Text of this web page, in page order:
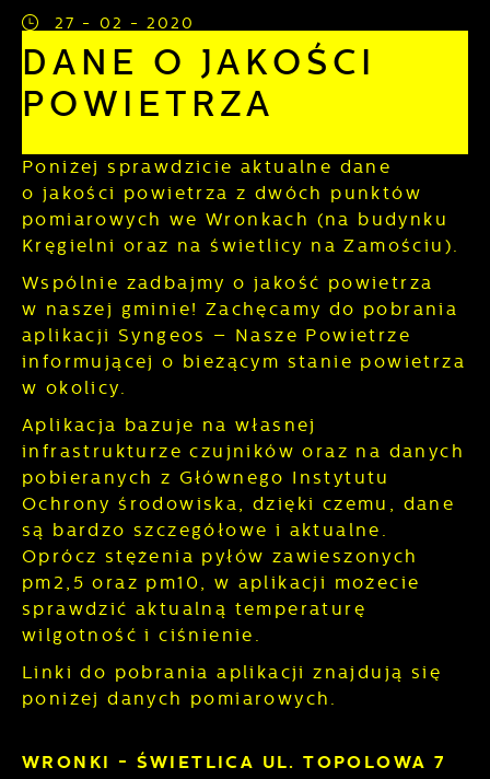
27 - 02 - 2020
DANE O JAKOŚCI
POWIETRZA
Poniżej sprawdzicie aktualne dane
o jakości powietrza z dwóch punktów
pomiarowych we Wronkach (na budynku
Kręgielni oraz na świetlicy na Zamościu).
Wspólnie zadbajmy o jakość powietrza
w naszej gminie! Zachęcamy do pobrania
aplikacji Syngeos – Nasze Powietrze
informującej o bieżącym stanie powietrza
w okolicy.
Aplikacja bazuje na własnej
infrastrukturze czujników oraz na danych
pobieranych z Głównego Instytutu
Ochrony środowiska, dzięki czemu, dane
są bardzo szczegółowe i aktualne.
Oprócz stężenia pyłów zawieszonych
pm2,5 oraz pm10, w aplikacji możecie
sprawdzić aktualną temperaturę
wilgotność i ciśnienie.
Linki do pobrania aplikacji znajdują się
poniżej danych pomiarowych.
WRONKI - ŚWIETLICA UL. TOPOLOWA 7
formularzy. Dzięki plikom cookies strona, z
której korzystasz, może działać bez zakłóceń.
Tego typu pliki cookies umożliwiają stronie
internetowej zapamiętanie wprowadzonych
przez Ciebie ustawień oraz personalizację
określonych funkcjonalności czy
Dzięki tym plikom cookies możemy zapewnić
Ci większy komfort korzystania z
funkcjonalności naszej strony poprzez
dopasowanie jej do Twoich indywidualnych
preferencji. Wyrażenie zgody na funkcjonalne
i personalizacyjne pliki cookies gwarantuje
dostępność większej ilości funkcji na stronie.
Więcej
Analityczne
Analityczne pliki cookies pomagają nam
rozwijać się i dostosowywać do Twoich
Cookies analityczne pozwalają na uzyskanie
informacji w zakresie wykorzystywania witryny
internetowej, miejsca oraz częstotliwości, z
jaką odwiedzane są nasze serwisy www. Dane
pozwalają nam na ocenę naszych serwisów
internetowych pod względem ich popularności
wśród użytkowników. Zgromadzone
informacje są przetwarzane w formie
zanonimizowanej. Wyrażenie zgody na
analityczne pliki cookies gwarantuje
dostępność wszystkich funkcjonalności.
Więcej
Reklamowe
Dzięki reklamowym plikom cookies
prezentujemy Ci najciekawsze informacje i
aktualności na stronach naszych partnerów.
Promocyjne pliki cookies służą do
prezentowania Ci naszych komunikatów na
podstawie analizy Twoich upodobań oraz
Twoich zwyczajów dotyczących przeglądanej
witryny internetowej. Treści promocyjne mogą
lub firm będących naszymi partnerami oraz
innych dostawców usług. Firmy te działają w
komunikatów mediów społecznościowych.
Więcej